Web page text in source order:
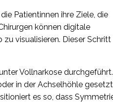
Patientinnen ihre Ziele, die
können digitale
visualisieren. Dieser Schritt
Vollnarkose
in der Achselhöhle gesetzt
es so, dass